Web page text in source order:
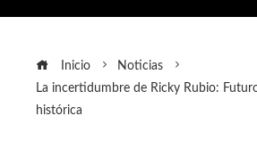
Inicio
Noticias
La incertidumbre de Ricky Rubio:
histórica